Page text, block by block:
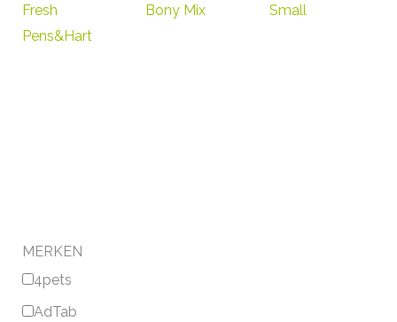
Fresh
Pens&Hart
Bony Mix
Small
MERKEN
4pets
AdTab